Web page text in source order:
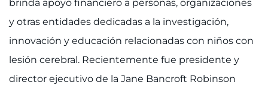
brinda apoyo financiero a personas, organizaciones
y otras entidades dedicadas a la investigación,
innovación y educación relacionadas con niños con
lesión cerebral. Recientemente fue presidente y
director ejecutivo de la Jane Bancroft Robinson